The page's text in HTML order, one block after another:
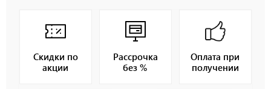
Скидки по
акции
Рассрочка
без %
Оплата при
получении